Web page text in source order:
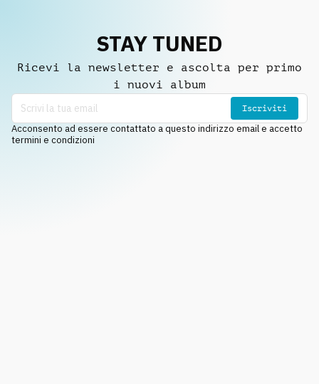
STAY TUNED
Ricevi la newsletter e ascolta per primo
i nuovi album
Iscriviti
Acconsento ad essere contattato a questo indirizzo email e accetto
termini e condizioni